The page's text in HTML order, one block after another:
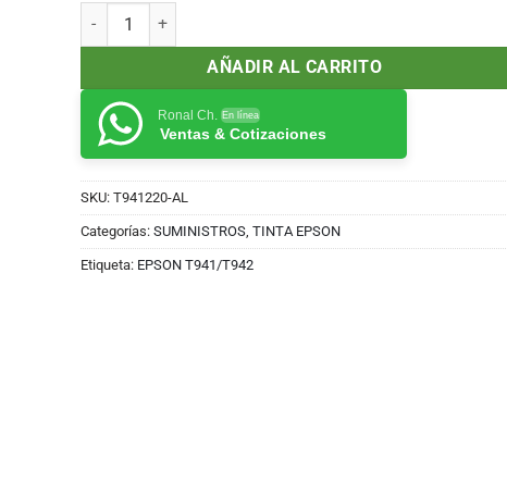
S/230.00.S/200.00.
TINTA EPSON T941 CIAN WF-C5210/5290/5710/5790 cantidad
AÑADIR AL CARRITO
Ronal Ch. En línea
Ventas & Cotizaciones
SKU:T941220-AL
Categorías:SUMINISTROS,TINTA EPSON
Etiqueta: EPSON T941/T942